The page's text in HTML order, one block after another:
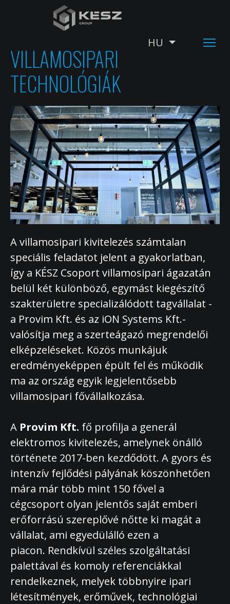
HU További
VILLAMOSIPARI
TECHNOLÓGIÁK
A villamosipari kivitelezés számtalan
speciális feladatot jelent a gyakorlatban,
így a KÉSZ Csoport villamosipari ágazatán
belül két különböző, egymást kiegészítő
szakterületre specializálódott tagvállalat -
a Provim Kft. és az iON Systems Kft.-
valósítja meg a szerteágazó megrendelői
elképzeléseket. Közös munkájuk
eredményeképpen épült fel és működik
ma az ország egyik legjelentősebb
villamosipari fővállalkozása.
A Provim Kft. fő profilja a generál
elektromos kivitelezés, amelynek önálló
története 2017-ben kezdődött. A gyors és
intenzív fejlődési pályának köszönhetően
mára már több mint 150 fővel a
cégcsoport olyan jelentős saját emberi
erőforrású szereplővé nőtte ki magát a
vállalat, ami egyedülálló ezen a
piacon. Rendkívül széles szolgáltatási
palettával és komoly referenciákkal
rendelkeznek, melyek többnyire ipari
létesítmények, erőművek, technológiai